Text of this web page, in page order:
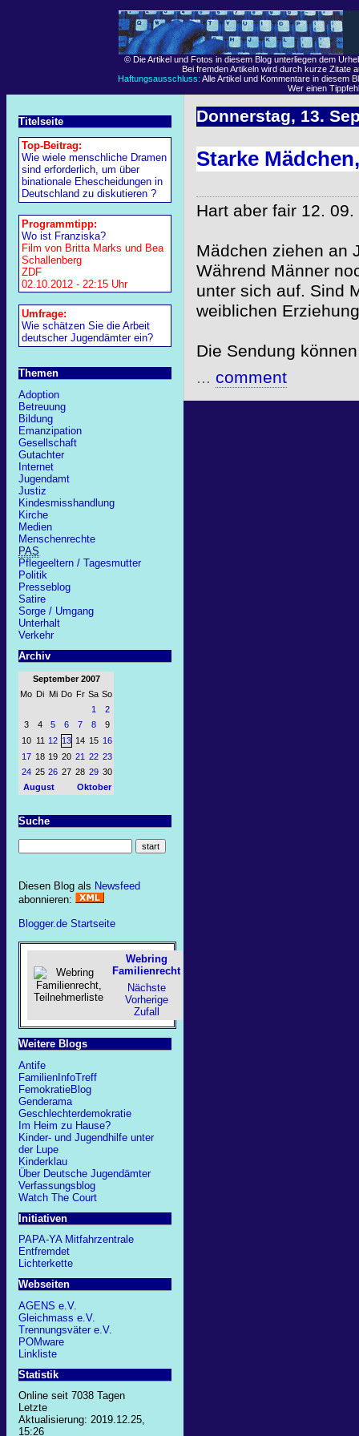
© Die Artikel und Fotos in diesem Blog unterliegen dem
Bei fremden Artikeln wird durch kurze Zitate
Haftungsausschluss: Alle Artikel und Kommentare in diesem
Wer einen
Titelseite
Top-Beitrag:
Wie wiele menschliche Dramen
sind erforderlich, um über
binationale Ehescheidungen in
Deutschland zu diskutieren ?
Programmtipp:
Wo ist Franziska?
Film von Britta Marks und Bea
Schallenberg
ZDF
02.10.2012 - 22:15 Uhr
Umfrage:
Wie schätzen Sie die Arbeit
deutscher Jugendämter ein?
Themen
Adoption
Betreuung
Bildung
Emanzipation
Gesellschaft
Gutachter
Internet
Jugendamt
Justiz
Kindesmisshandlung
Kirche
Medien
Menschenrechte
PAS
Pflegeeltern / Tagesmutter
Politik
Presseblog
Satire
Sorge / Umgang
Unterhalt
Verkehr
Archiv
September 2007
Mo Di Mi Do Fr Sa So
1
2
3
4 5 6 7 8
9
10
11 12 13 14 15 16
17 18 19 20 21 22 23
24 25 26 27 28 29 30
August
Oktober
Suche
Diesen Blog als Newsfeed
abonnieren:
Blogger.de Startseite
Webring
Familienrecht
Nächste
Vorherige
Zufall
Weitere Blogs
Antife
FamilienInfoTreff
FemokratieBlog
Genderama
Geschlechterdemokratie
Im Heim zu Hause?
Kinder- und Jugendhilfe unter
der Lupe
Kinderklau
Über Deutsche Jugendämter
Verfassungsblog
Watch The Court
Initiativen
PAPA-YA Mitfahrzentrale
Entfremdet
Lichterkette
Webseiten
AGENS e.V.
Gleichmass e.V.
Trennungsväter e.V.
POMware
Linkliste
Statistik
Online seit 7038 Tagen
Letzte
Aktualisierung: 2019.12.25,
15:26
Donnerstag, 13.
Starke
Hart aber fair 12. 09.
Mädchen ziehen an
Während Männer
unter sich auf. Sind
weiblichen
Die Sendung
... comment